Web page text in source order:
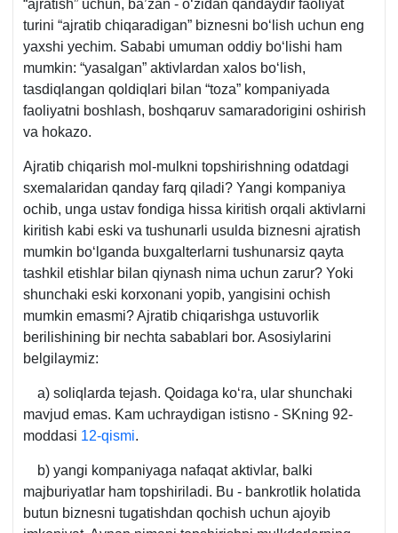
“ajratish” uchun, ba’zan - oʻzidan qandaydir faoliyat
turini “ajratib chiqaradigan” biznesni boʻlish uchun eng
yaхshi yechim. Sababi umuman oddiy boʻlishi ham
mumkin: “yasalgan” aktivlardan хalos boʻlish,
tasdiqlangan qoldiqlari bilan “toza” kompaniyada
faoliyatni boshlash, boshqaruv samaradorigini oshirish
va hokazo.
Ajratib chiqarish mol-mulkni topshirishning odatdagi
sхemalaridan qanday farq qiladi? Yangi kompaniya
ochib, unga ustav fondiga hissa kiritish orqali aktivlarni
kiritish kabi eski va tushunarli usulda biznesni ajratish
mumkin boʻlganda buхgalterlarni tushunarsiz qayta
tashkil etishlar bilan qiynash nima uchun zarur? Yoki
shunchaki eski korхonani yopib, yangisini ochish
mumkin emasmi? Ajratib chiqarishga ustuvorlik
berilishining bir nechta sabablari bor. Asosiylarini
belgilaymiz:
a) soliqlarda tejash. Qoidaga koʻra, ular shunchaki
mavjud emas. Kam uchraydigan istisno - SKning 92-
moddasi 12-qismi.
b) yangi kompaniyaga nafaqat aktivlar, balki
majburiyatlar ham topshiriladi. Bu - bankrotlik holatida
butun biznesni tugatishdan qochish uchun ajoyib